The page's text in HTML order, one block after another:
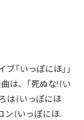
「いっぽにほ」」
は、「死ぬな! (い
は (いっぽにほ
ン (いっぽにほ